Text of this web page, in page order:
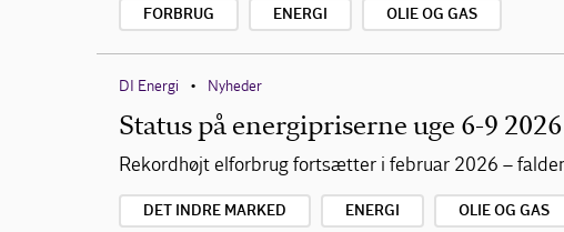
FORBRUG ENERGI OLIE OG GAS
DI Energi • Nyheder
Status på energipriserne uge 6-9 2026
Rekordhøjt elforbrug fortsætter i februar 2026 –
DET INDRE MARKED ENERGI OLIE OG GAS